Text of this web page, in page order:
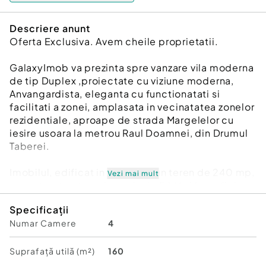
Descriere anunt
Oferta Exclusiva. Avem cheile proprietatii.
GalaxyImob va prezinta spre vanzare vila moderna
de tip Duplex ,proiectate cu viziune moderna,
Anvangardista, eleganta cu functionatati si
facilitati a zonei, amplasata in vecinatatea zonelor
rezidentiale, aproape de strada Margelelor cu
iesire usoara la metrou Raul Doamnei, din Drumul
Taberei.
Imobilul, edificat in 2024, pe un teren de 240 mp,
vegetatie matura !In vecinatate curtiile sunt foarte
aerisite si dispune de zona de agrement si zona
de barbeque!
Vezi mai mult
Specificații
Numar Camere 4
Suprafață utilă (m²) 160